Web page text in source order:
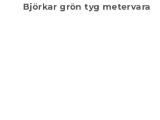
Björkar grön tyg metervara